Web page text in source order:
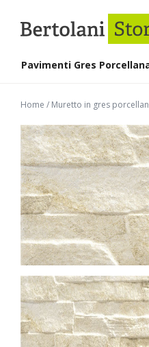
Pavimenti Gres
Home / Muretto in gres